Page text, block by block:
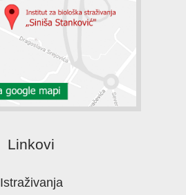
Linkovi
Istraživanja